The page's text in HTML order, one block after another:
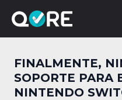
FINALMENTE,
SOPORTE PARA
NINTENDO